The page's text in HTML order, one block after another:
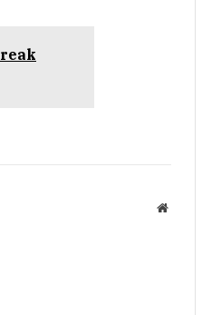
Website